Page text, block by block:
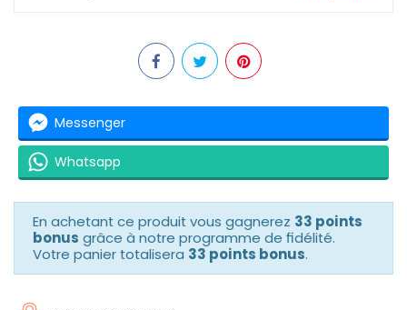
Messenger
Whatsapp
En achetant ce produit vous gagnerez 33 points
bonus grâce à notre programme de fidélité.
Votre panier totalisera 33 points bonus.